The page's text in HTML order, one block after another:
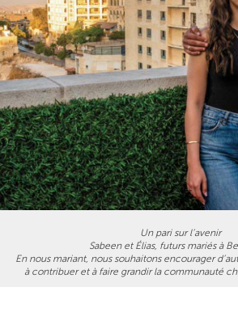
Un pari sur l’avenir
Sabeen et Élias, futurs mariés à
En nous mariant, nous souhaitons encourager
à contribuer et à faire grandir la communauté